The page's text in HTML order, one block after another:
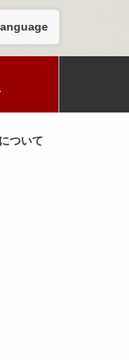
ついて